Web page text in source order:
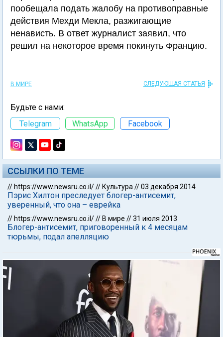
пообещала подать жалобу на противоправные
действия Мехди Мекла, разжигающие
ненависть. В ответ журналист заявил, что
решил на некоторое время покинуть Францию.
В МИРЕ СЛЕДУЮЩАЯ СТАТЬЯ
Будьте с нами:
Telegram
WhatsApp Facebook
ССЫЛКИ ПО ТЕМЕ
// https://www.newsru.co.il/// Культура //03 декабря 2014
Пэрис Хилтон преследует блогер-антисемит,
уверенный, что она – еврейка
// https://www.newsru.co.il/// В мире //31 июля 2013
Блогер-антисемит, приговоренный к 4 месяцам
тюрьмы, подал апелляцию